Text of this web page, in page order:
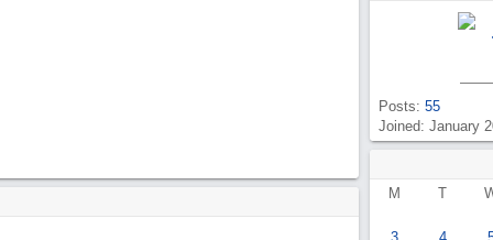
Posts: 55
Joined: January
M T